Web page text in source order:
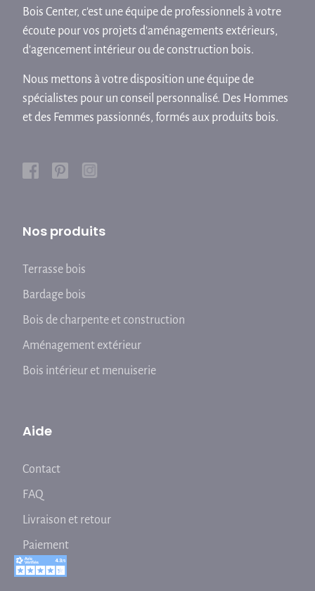
Bois Center, c'est une équipe de professionnels à votre
écoute pour vos projets d'aménagements extérieurs,
d'agencement intérieur ou de construction bois.
Nous mettons à votre disposition une équipe de
spécialistes pour un conseil personnalisé. Des Hommes
et des Femmes passionnés, formés aux produits bois.
Nos produits
Terrasse bois
Bardage bois
Bois de charpente et construction
Aménagement extérieur
Bois intérieur et menuiserie
Aide
Contact
FAQ
Livraison et retour
Paiement